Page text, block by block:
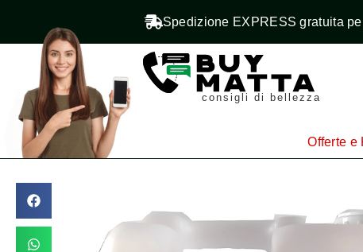
Spedizione EXPRESS gratuita
consigli di bellezza
Offerte e